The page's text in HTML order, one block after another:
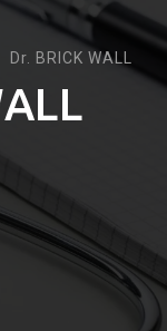
Dr. BRICK WALL